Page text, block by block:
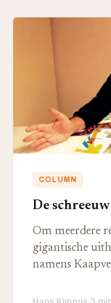
COLUMN
De
Om meerdere
gigantische
namens